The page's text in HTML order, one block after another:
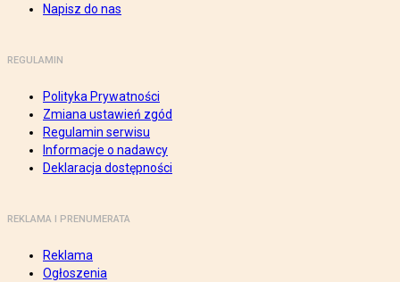
Napisz do nas
REGULAMIN
Polityka Prywatności
Zmiana ustawień zgód
Regulamin serwisu
Informacje o nadawcy
Deklaracja dostępności
REKLAMA I PRENUMERATA
Reklama
Ogłoszenia